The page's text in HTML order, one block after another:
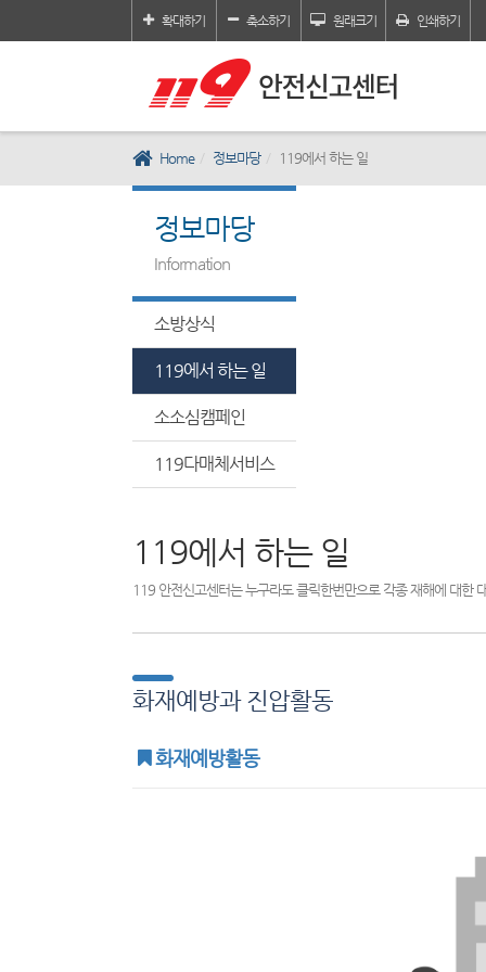
확대하기 축소하기 원래크기 인쇄하기
Home 정보마당 119에서 하는 일
정보마당
Information
소방상식
119에서 하는 일
소소심캠페인
119다매체서비스
119에서 하는 일
119 안전신고센터는 누구라도 클릭한번만으로 각종 재해에 대한
화재예방과 진압활동
화재예방활동